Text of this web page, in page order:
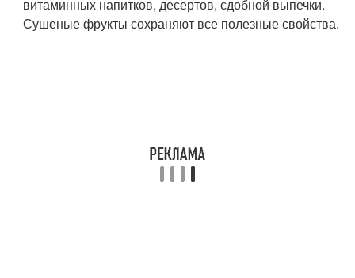
витаминных напитков, десертов, сдобной выпечки.
Сушеные фрукты сохраняют все полезные свойства.